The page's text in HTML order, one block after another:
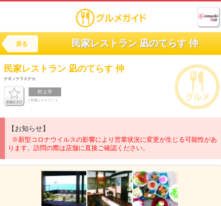
戻る 民家レストラン 凪のてらす 仲
民家レストラン 凪のてらす 仲
ナギノテラスナカ
村上市
[ 和風レストラン ]
【お知らせ】
※新型コロナウイルスの影響により営業状況に変更が生じる可能性があ
ります。訪問の際は店舗に直接ご確認ください。